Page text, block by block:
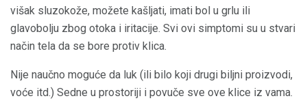
višak sluzokože, možete kašljati, imati bol u grlu ili
glavobolju zbog otoka i iritacije. Svi ovi simptomi su u stvari
način tela da se bore protiv klica.
Nije naučno moguće da luk (ili bilo koji drugi biljni proizvodi,
voće itd.) Sedne u prostoriji i povuče sve ove klice iz vama.